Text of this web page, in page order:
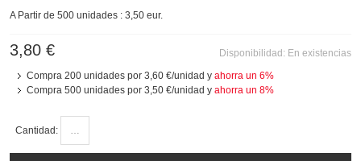
A Partir de 500 unidades : 3,50 eur.
Disponibilidad: En existencias
3,80 €
Compra 200 unidades por 3,60 €/unidad y ahorra un 6%
Compra 500 unidades por 3,50 €/unidad y ahorra un 8%
Cantidad: